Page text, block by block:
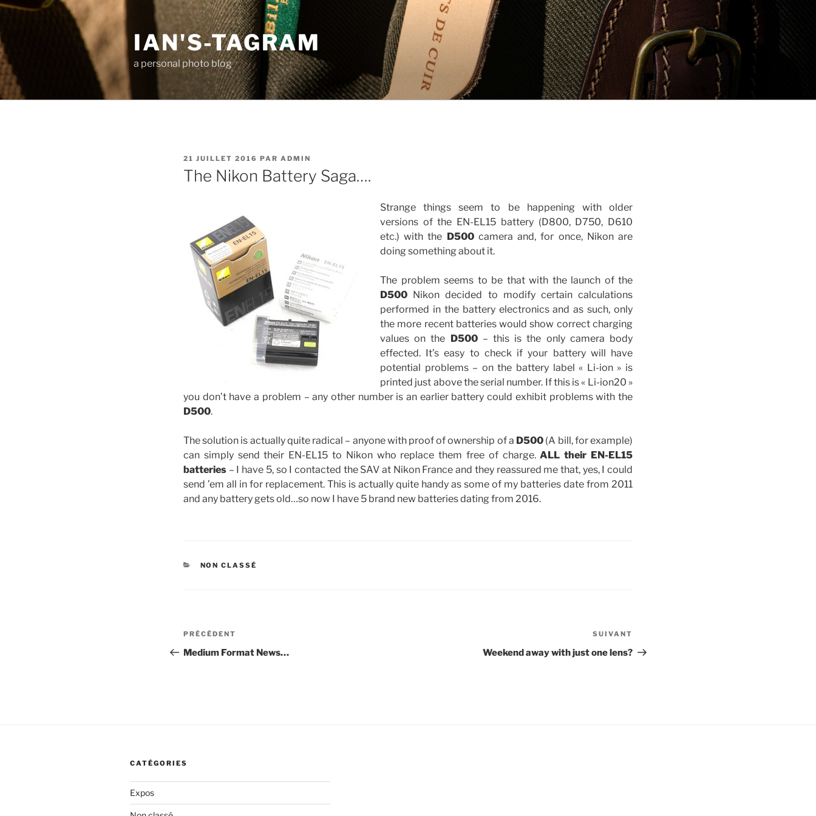
Aller
contenu
principal
IAN'S-TAGRAM
a personal photo blog
PUBLIÉ
LE
21 JUILLET 2016 PAR ADMIN
The Nikon Battery Saga….
Strange things seem to be happening with older
versions of the EN-EL15 battery (D800, D750, D610
etc.) with the D500camera and, for once, Nikon are
doing something about it.
The problem seems to be that with the launch of the
D500 Nikon decided to modify certain calculations
performed in the battery electronics and as such, only
the more recent batteries would show correct charging
values on the D500– this is the only camera body
effected. It’s easy to check if your battery will have
potential problems – on the battery label « Li-ion » is
printed just above the serial number. If this is « Li-ion20 »
you don’t have a problem – any other number is an earlier battery could exhibit problems with the
D500.
The solution is actually quite radical – anyone with proof of ownership of a D500 (A bill, for example)
can simply send their EN-EL15 to Nikon who replace them free of charge.ALL their EN-EL15
batteries – I have 5, so I contacted the SAV at Nikon France and they reassured me that, yes, I could
send ’em all in for replacement. This is actually quite handy as some of my batteries date from 2011
and any battery gets old…so now I have 5 brand new batteries dating from 2016.
CATÉGORIES
NON CLASSÉ
Navigation
de
Article
précédent
PRÉCÉDENT
Medium Format News…
suivant
SUIVANT
Weekend away with just one lens?
CATÉGORIES
Expos